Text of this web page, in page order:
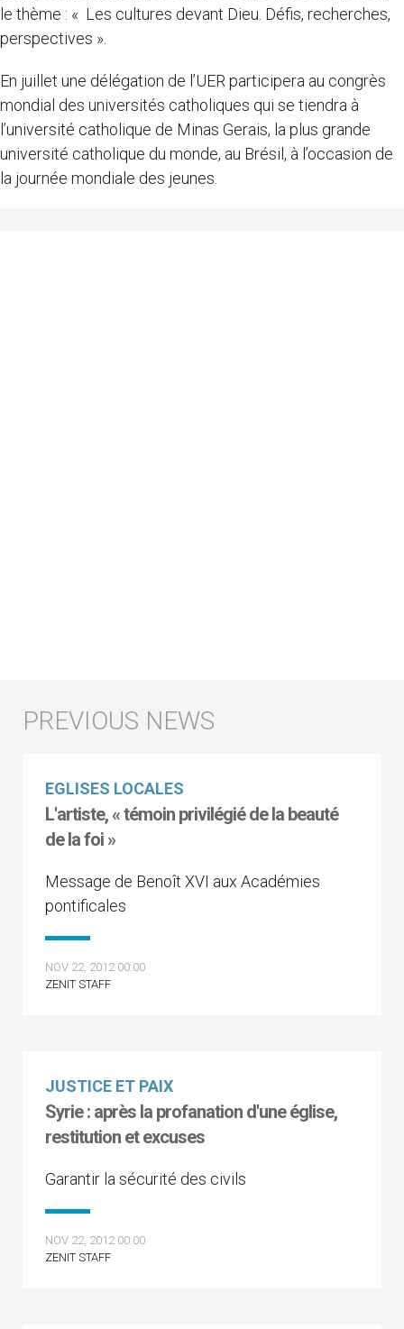
le thème : « Les cultures devant Dieu. Défis, recherches,
perspectives ».
En juillet une délégation de l’UER participera au congrès
mondial des universités catholiques qui se tiendra à
l’université catholique de Minas Gerais, la plus grande
université catholique du monde, au Brésil, à l’occasion de
la journée mondiale des jeunes.
EGLISES LOCALES
L'artiste, « témoin privilégié de la beauté
de la foi »
Message de Benoît XVI aux Académies
pontificales
NOV 22, 2012 00:00
ZENIT STAFF
JUSTICE ET PAIX
Syrie : après la profanation d'une église,
restitution et excuses
Garantir la sécurité des civils
NOV 22, 2012 00:00
ZENIT STAFF